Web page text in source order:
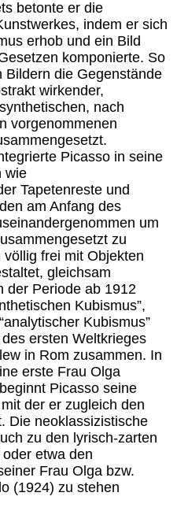
betonte er die
indem er sich
erhob und ein Bild
komponierte. So
Bildern die Gegenstände
wirkender,
nach
vorgenommenen
Picasso in seine
wie
Tapetenreste und
am Anfang des
um
zu
frei mit Objekten
gleichsam
der Periode ab 1912
Kubismus”,
Kubismus”
ersten Weltkrieges
in Rom zusammen. In
erste Frau Olga
Picasso seine
der er zugleich den
Die neoklassizistische
zu den lyrisch-zarten
oder etwa den
Frau Olga bzw.
(1924) zu stehen